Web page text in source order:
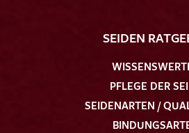
SEIDEN
PFLEGE DER
SEIDENARTEN /